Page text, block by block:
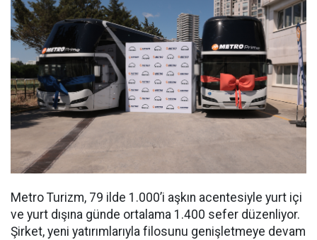
Metro Turizm, 79 ilde 1.000’i aşkın acentesiyle yurt içi
ve yurt dışına günde ortalama 1.400 sefer düzenliyor.
Şirket, yeni yatırımlarıyla filosunu genişletmeye devam